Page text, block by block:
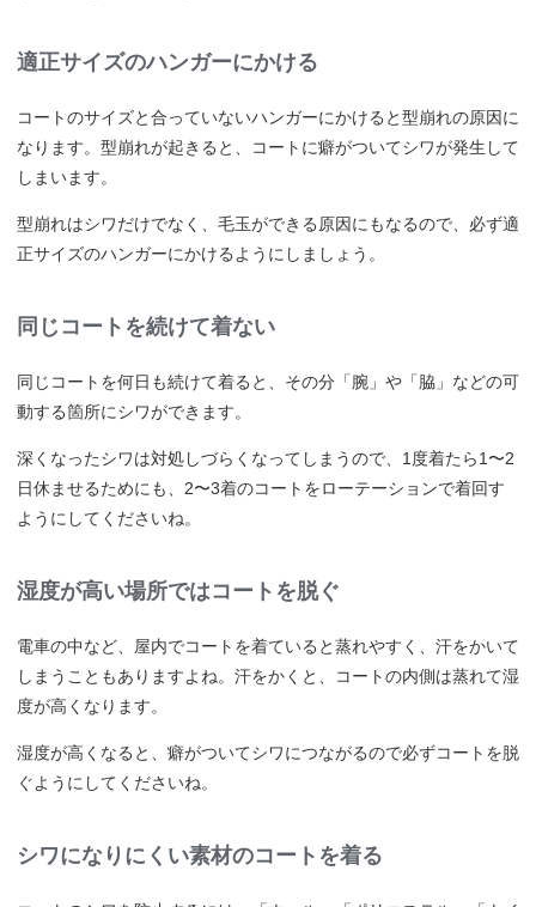
適正サイズのハンガーにかける
コートのサイズと合っていないハンガーにかけると型崩れの原因に
なります。型崩れが起きると、コートに癖がついてシワが発生して
しまいます。
型崩れはシワだけでなく、毛玉ができる原因にもなるので、必ず適
正サイズのハンガーにかけるようにしましょう。
同じコートを続けて着ない
同じコートを何日も続けて着ると、その分「腕」や「脇」などの可
動する箇所にシワができます。
深くなったシワは対処しづらくなってしまうので、1度着たら1〜2
日休ませるためにも、2〜3着のコートをローテーションで着回す
ようにしてくださいね。
湿度が高い場所ではコートを脱ぐ
電車の中など、屋内でコートを着ていると蒸れやすく、汗をかいて
しまうこともありますよね。汗をかくと、コートの内側は蒸れて湿
度が高くなります。
湿度が高くなると、癖がついてシワにつながるので必ずコートを脱
ぐようにしてくださいね。
シワになりにくい素材のコートを着る